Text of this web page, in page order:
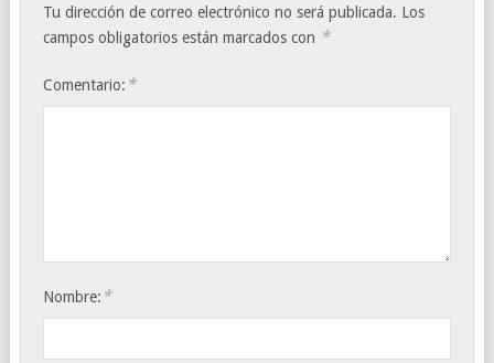
Tu dirección de correo electrónico no será publicada. Los
campos obligatorios están marcados con *
Comentario: *
Nombre: *